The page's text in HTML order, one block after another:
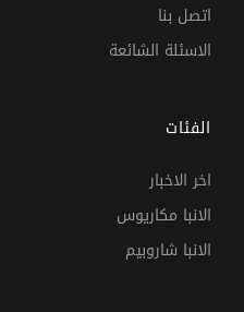
اتصل بنا
الاسئلة الشائعة
الفئات
اخر الاخبار
الانبا مكاريوس
الانبا شاروبيم